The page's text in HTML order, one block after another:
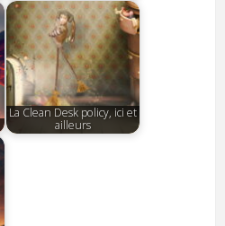
La Clean Desk policy, ici et
ailleurs